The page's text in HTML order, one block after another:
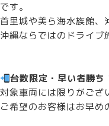
です。
首里城や美ら海水族館、
沖縄ならではのドライブ
台数限定・早い者勝ち
対象車両には限りがござ
ご希望のお客様はお早め